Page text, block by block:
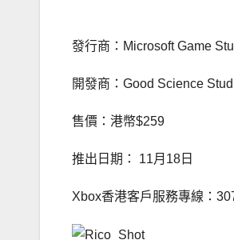
發行商：Microsoft Game
開發商：Good Science
售價：港幣$259
推出日期： 11月18日
Xbox香港客戶服務專線：